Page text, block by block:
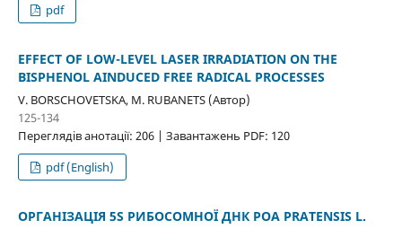
pdf
EFFECT OF LOW-LEVEL LASER IRRADIATION ON THE
BISPHENOL AINDUCED FREE RADICAL PROCESSES
V. BORSCHOVETSKA, M. RUBANETS (Автор)
125-134
Переглядів анотації: 206 | Завантажень PDF: 120
pdf (English)
ОРГАНІЗАЦІЯ 5S РИБОСОМНОЇ ДНК POA PRATENSIS L.